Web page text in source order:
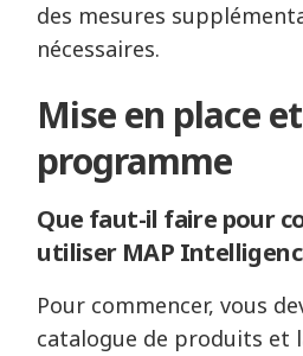
des mesures
nécessaires.
Mise en place
programme
Que faut-il faire pour
utiliser MAP
Pour commencer, vous
catalogue de produits et